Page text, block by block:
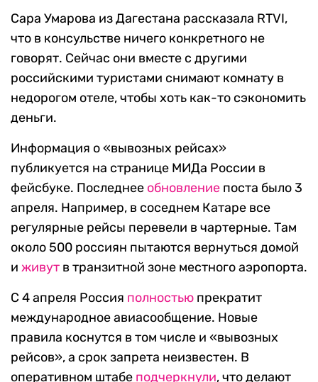
Сара Умарова из Дагестана рассказала RTVI,
что в консульстве ничего конкретного не
говорят. Сейчас они вместе с другими
российскими туристами снимают комнату в
недорогом отеле, чтобы хоть как-то сэкономить
деньги.
Информация о «вывозных рейсах»
публикуется на странице МИДа России в
фейсбуке. Последнее обновление поста было 3
апреля. Например, в соседнем Катаре все
регулярные рейсы перевели в чартерные. Там
около 500 россиян пытаются вернуться домой
и живут в транзитной зоне местного аэропорта.
С 4 апреля Россия полностью прекратит
международное авиасообщение. Новые
правила коснутся в том числе и «вывозных
рейсов», а срок запрета неизвестен. В
оперативном штабе подчеркнули, что делают